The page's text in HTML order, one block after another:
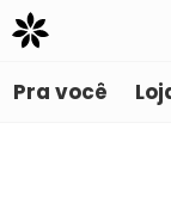
Pra você